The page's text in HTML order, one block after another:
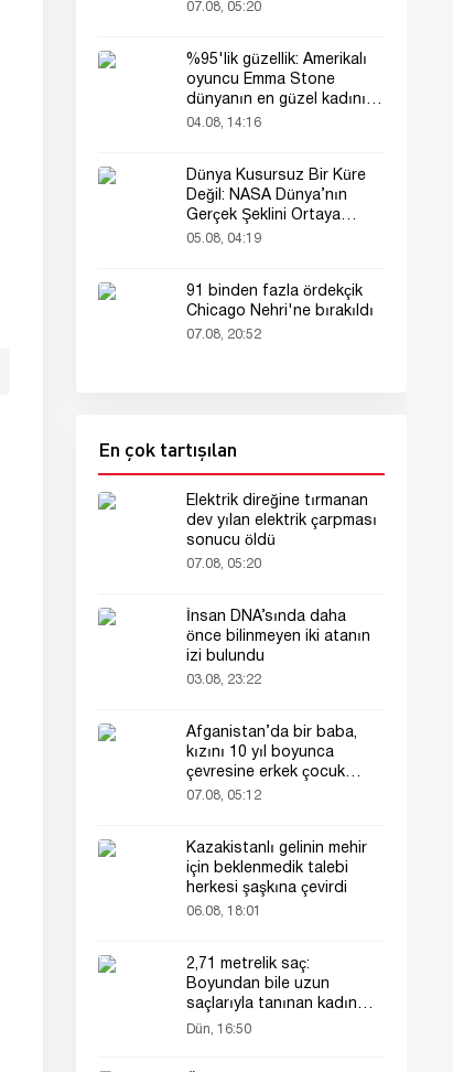
07.08, 05:20
%95'lik güzellik: Amerikalı
oyuncu Emma Stone
dünyanın en güzel kadını
seçildi!
04.08, 14:16
Dünya Kusursuz Bir Küre
Değil: NASA Dünya’nın
Gerçek Şeklini Ortaya
Koydu
05.08, 04:19
91 binden fazla ördekçik
Chicago Nehri'ne bırakıldı
07.08, 20:52
En çok tartışılan
Elektrik direğine tırmanan
dev yılan elektrik çarpması
sonucu öldü
07.08, 05:20
İnsan DNA’sında daha
önce bilinmeyen iki atanın
izi bulundu
03.08, 23:22
Afganistan’da bir baba,
kızını 10 yıl boyunca
çevresine erkek çocuk
olarak tanıttı
07.08, 05:12
Kazakistanlı gelinin mehir
için beklenmedik talebi
herkesi şaşkına çevirdi
06.08, 18:01
2,71 metrelik saç:
Boyundan bile uzun
saçlarıyla tanınan kadın
yeniden gündemde
Dün, 16:50